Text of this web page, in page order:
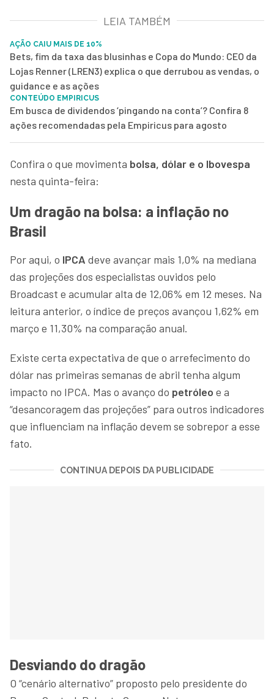
LEIA TAMBÉM
AÇÃO CAIU MAIS DE 10%
Bets, fim da taxa das blusinhas e Copa do Mundo: CEO da
Lojas Renner (LREN3) explica o que derrubou as vendas, o
guidance e as ações
CONTEÚDO EMPIRICUS
Em busca de dividendos ‘pingando na conta’? Confira 8
ações recomendadas pela Empiricus para agosto
Confira o que movimenta bolsa, dólar e o Ibovespa
nesta quinta-feira:
Um dragão na bolsa: a inflação no
Brasil
Por aqui, o IPCA deve avançar mais 1,0% na mediana
das projeções dos especialistas ouvidos pelo
Broadcast e acumular alta de 12,06% em 12 meses. Na
leitura anterior, o índice de preços avançou 1,62% em
março e 11,30% na comparação anual.
Existe certa expectativa de que o arrefecimento do
dólar nas primeiras semanas de abril tenha algum
impacto no IPCA. Mas o avanço do petróleo e a
“desancoragem das projeções” para outros indicadores
que influenciam na inflação devem se sobrepor a esse
fato.
CONTINUA DEPOIS DA PUBLICIDADE
Desviando do dragão
O “cenário alternativo” proposto pelo presidente do